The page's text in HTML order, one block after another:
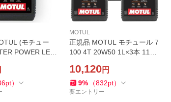
(モチュー
POWER LE
オイル 5W40 1
pt）
MOTUL
正規品 MOTUL モチュール 7
100 4T 20W50 1L×3本 1129
本セット バイク用 エンジン
オイル 4ストロークモーター
サイクル
10,120円
9% （832pt）
要エントリー